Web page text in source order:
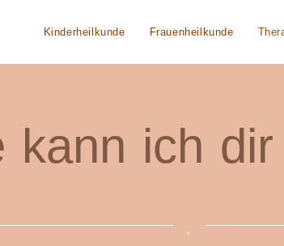
Kinderheilkunde Frauenheilkunde
kann ich